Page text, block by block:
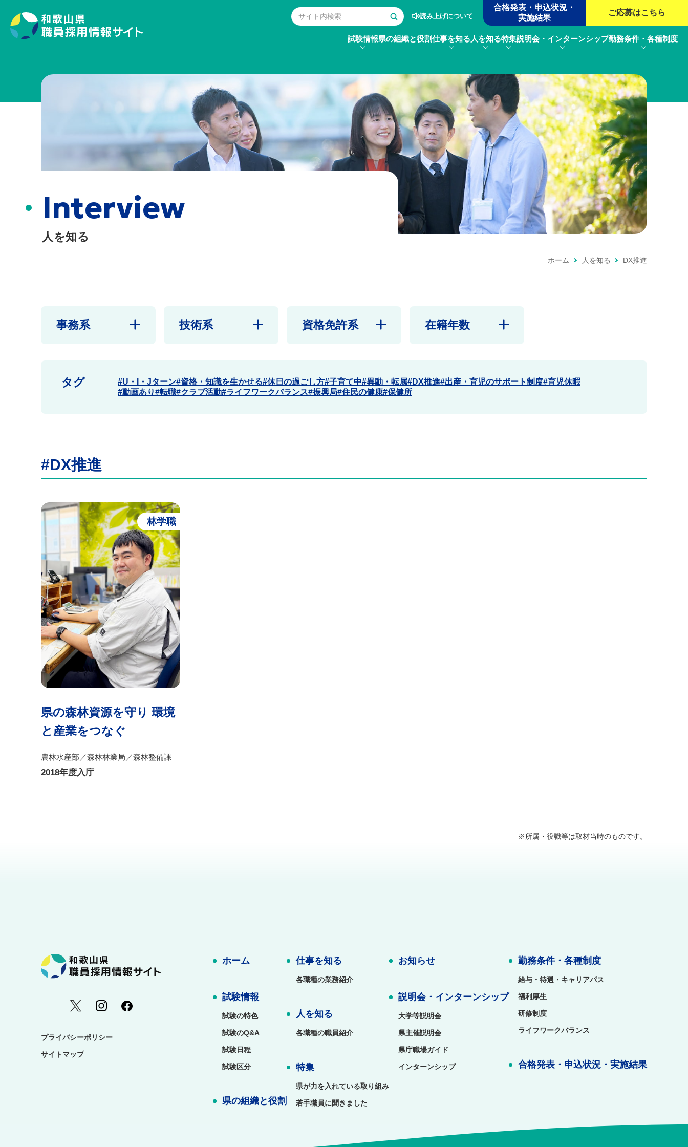
読み上げについて
合格発表・申込状況・
実施結果
ご応募はこちら
試験情報県の組織と役割仕事を知る 人を知る特集説明会・インターンシップ勤務条件・各種制度
Interview
人を知る
ホーム 人を知る DX推進
事務系 技術系 資格免許系 在籍年数
タグ U・I・Jターン 資格・知識を生かせる 休日の過ごし方 子育て中 異動・転属 DX推進 出産・育児のサポート制度 育児休暇
動画あり
転職 クラブ活動 ライフワークバランス 振興局 住民の健康 保健所
#DX推進
林学職
県の森林資源を守り 環境
と産業をつなぐ
農林水産部／森林林業局／森林整備課
2018年度入庁
※所属・役職等は取材当時のものです。
プライバシーポリシー
サイトマップ
ホーム
試験情報
試験の特色
試験のQ&A
試験日程
試験区分
県の組織と役割
仕事を知る
各職種の業務紹介
人を知る
各職種の職員紹介
特集
県が力を入れている取り組み
若手職員に聞きました
お知らせ
説明会・インターンシップ
大学等説明会
県主催説明会
県庁職場ガイド
インターンシップ
勤務条件・各種制度
給与・待遇・キャリアパス
福利厚生
研修制度
ライフワークバランス
合格発表・申込状況・実施結果